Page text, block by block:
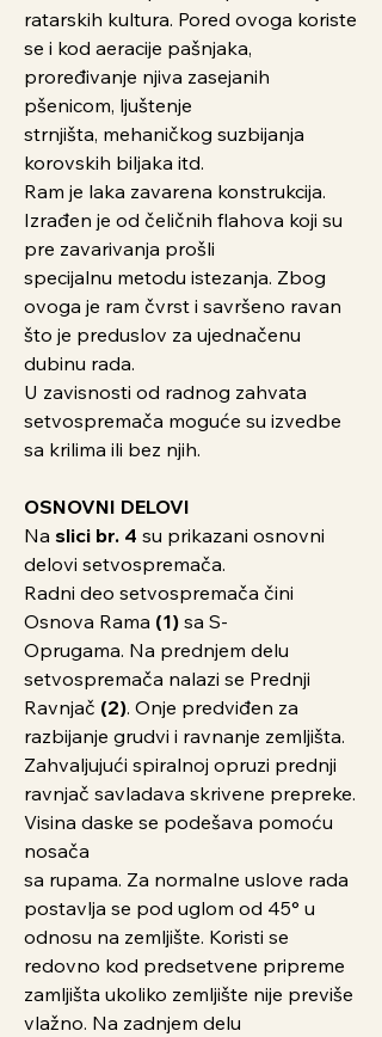
ratarskih kultura. Pored ovoga koriste
se i kod aeracije pašnjaka,
proređivanje njiva zasejanih
pšenicom, ljuštenje
strnjišta, mehaničkog suzbijanja
korovskih biljaka itd.
Ram je laka zavarena konstrukcija.
Izrađen je od čeličnih flahova koji su
pre zavarivanja prošli
specijalnu metodu istezanja. Zbog
ovoga je ram čvrst i savršeno ravan
što je preduslov za ujednačenu
dubinu rada.
U zavisnosti od radnog zahvata
setvospremača moguće su izvedbe
sa krilima ili bez njih.
OSNOVNI DELOVI
Na slici br. 4 su prikazani osnovni
delovi setvospremača.
Radni deo setvospremača čini
Osnova Rama (1) sa S-
Oprugama. Na prednjem delu
setvospremača nalazi se Prednji
Ravnjač (2). Onje predviđen za
razbijanje grudvi i ravnanje zemljišta.
Zahvaljujući spiralnoj opruzi prednji
ravnjač savladava skrivene prepreke.
Visina daske se podešava pomoću
nosača
sa rupama. Za normalne uslove rada
postavlja se pod uglom od 45° u
odnosu na zemljište. Koristi se
redovno kod predsetvene pripreme
zamljišta ukoliko zemljište nije previše
vlažno. Na zadnjem delu